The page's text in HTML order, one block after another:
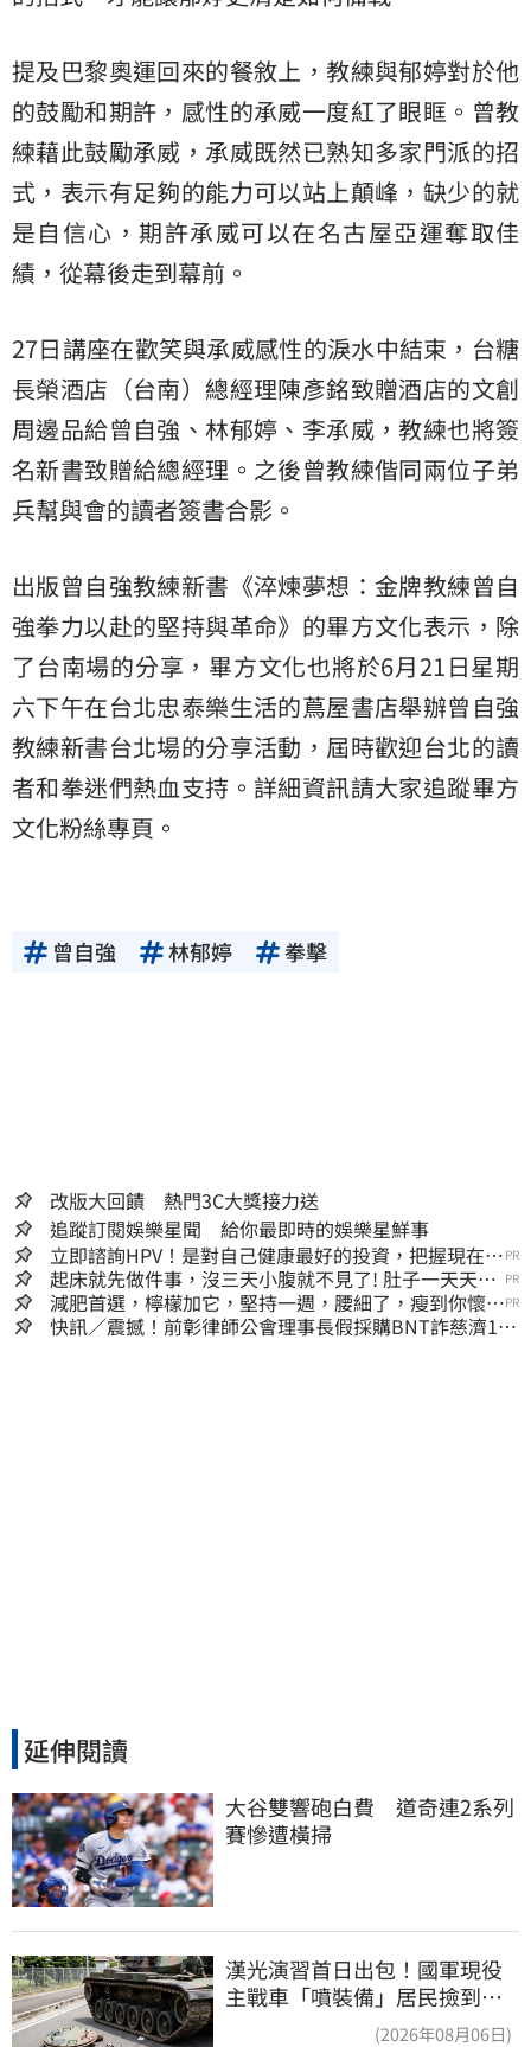
提及巴黎奧運回來的餐敘上，教練與郁婷對於他
的鼓勵和期許，感性的承威一度紅了眼眶。曾教
練藉此鼓勵承威，承威既然已熟知多家門派的招
式，表示有足夠的能力可以站上顛峰，缺少的就
是自信心，期許承威可以在名古屋亞運奪取佳
績，從幕後走到幕前。
27日講座在歡笑與承威感性的淚水中結束，台糖
長榮酒店（台南）總經理陳彥銘致贈酒店的文創
周邊品給曾自強、林郁婷、李承威，教練也將簽
名新書致贈給總經理。之後曾教練偕同兩位子弟
兵幫與會的讀者簽書合影。
出版曾自強教練新書《淬煉夢想：金牌教練曾自
強拳力以赴的堅持與革命》的畢方文化表示，除
了台南場的分享，畢方文化也將於6月21日星期
六下午在台北忠泰樂生活的蔦屋書店舉辦曾自強
教練新書台北場的分享活動，屆時歡迎台北的讀
者和拳迷們熱血支持。詳細資訊請大家追蹤畢方
文化粉絲專頁。
曾自強 林郁婷 拳擊
改版大回饋 熱門3C大獎接力送
追蹤訂閱娛樂星聞 給你最即時的娛樂星鮮事
立即諮詢HPV！是對自己健康最好的投資，把握現在不
嫌晚！
PR
起床就先做件事，沒三天小腹就不見了! 肚子一天天變
小！
PR
減肥首選，檸檬加它，堅持一週，腰細了，瘦到你懷疑
人生
PR
快訊／震撼！前彰律師公會理事長假採購BNT詐慈濟10
延伸閱讀
大谷雙響砲白費　道奇連2系列
賽慘遭橫掃
漢光演習首日出包！國軍現役
主戰車「噴裝備」居民撿到零
(2026年08月06日)